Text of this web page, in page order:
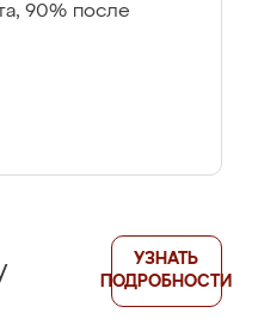
90% после
УЗНАТЬ
ПОДРОБНОСТИ